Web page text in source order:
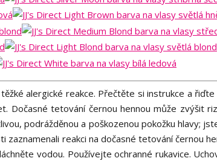
alergické reakce. Přečtěte si instrukce a
Dočasné tetování černou hennou může zvýšit
podrážděnou a poškozenou pokožku hlavy;
zaznamenali reakci na dočasné tetování černou
vodou. Používejte ochranné rukavice.